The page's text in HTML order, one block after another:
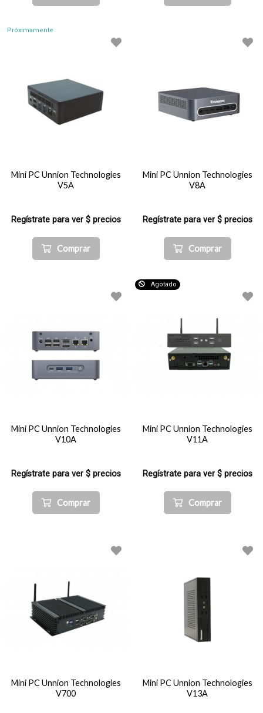
Próximamente
Mini PC Unnion Technologies
V5A
Regístrate para ver $ precios
Comprar
Mini PC Unnion Technologies
V8A
Regístrate para ver $ precios
Comprar
Mini PC Unnion Technologies
V10A
Regístrate para ver $ precios
Comprar
Agotado
Mini PC Unnion Technologies
V11A
Regístrate para ver $ precios
Comprar
Mini PC Unnion Technologies
V700
Mini PC Unnion Technologies
V13A